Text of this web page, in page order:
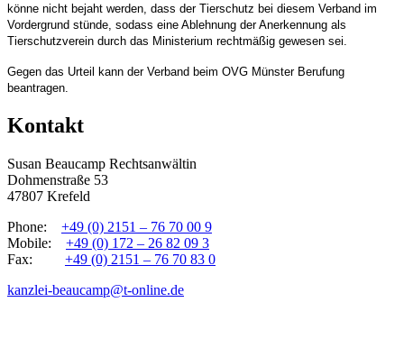
könne nicht bejaht werden, dass der Tierschutz bei diesem Verband im
Vordergrund stünde, sodass eine Ablehnung der Anerkennung als
Tierschutzverein durch das Ministerium rechtmäßig gewesen sei.
Gegen das Urteil kann der Verband beim OVG Münster Berufung
beantragen.
Kontakt
Susan Beaucamp Rechtsanwältin
Dohmenstraße 53
47807 Krefeld
Phone: +49 (0) 2151 – 76 70 00 9
Mobile: +49 (0) 172 – 26 82 09 3
Fax: +49 (0) 2151 – 76 70 83 0
kanzlei-beaucamp@t-online.de